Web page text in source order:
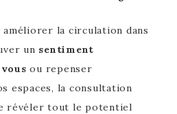
la circulation dans
un sentiment
ou repenser
espaces, la consultation
révéler tout le potentiel